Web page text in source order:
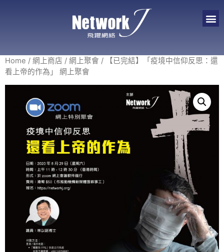
Home / 網上商店 / 網上聚會 / 【已完結】「疫境中信仰反思：還
看上帝的作為」 網上聚會